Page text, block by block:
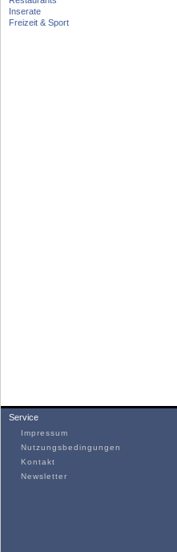
Inserate
Freizeit & Sport
Service
Impressum
Nutzungsbedingungen
Kontakt
Newsletter